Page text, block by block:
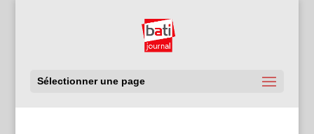
Sélectionner une page